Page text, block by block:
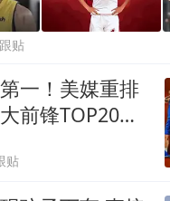
贴
一！美媒重排
前锋TOP20：
贴